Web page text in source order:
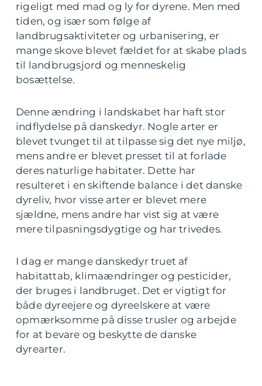
rigeligt med mad og ly for dyrene. Men med
tiden, og især som følge af
landbrugsaktiviteter og urbanisering, er
mange skove blevet fældet for at skabe plads
til landbrugsjord og menneskelig
bosættelse.
Denne ændring i landskabet har haft stor
indflydelse på danskedyr. Nogle arter er
blevet tvunget til at tilpasse sig det nye miljø,
mens andre er blevet presset til at forlade
deres naturlige habitater. Dette har
resulteret i en skiftende balance i det danske
dyreliv, hvor visse arter er blevet mere
sjældne, mens andre har vist sig at være
mere tilpasningsdygtige og har trivedes.
I dag er mange danskedyr truet af
habitattab, klimaændringer og pesticider,
der bruges i landbruget. Det er vigtigt for
både dyreejere og dyreelskere at være
opmærksomme på disse trusler og arbejde
for at bevare og beskytte de danske
dyrearter.